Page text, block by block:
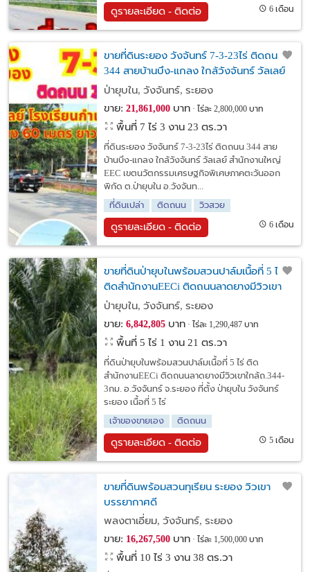
ดูรายละเอียด - ติดต่อ 6 เดือน
ขายที่ดินระยอง วังจันทร์ 7-3-23ไร่ ติดถนน
344 สายบ้านบึง-แกลง ใกล้วังจันทร์ วัลเลย์
สำนักงานใหญ่ EEC เขตนวัตกรรมเศรษฐกิจ
ป่ายุบใน, วังจันทร์, ระยอง
ขาย: 21,861,000บาท ไร่ละ 2,800,000 บาท
พื้นที่ 7 ไร่ 3 งาน 23 ตร.วา
ที่ดินระยอง วังจันทร์ 7-3-23ไร่ ติดถนน 344 สาย
บ้านบึง-แกลง ใกล้วังจันทร์ วัลเลย์ สำนักงานใหญ่
EEC เขตนวัตกรรมเศรษฐกิจพิเศษภาคตะวันออก
พิกัด ต.ป่ายุบใน อ.วังจันท...
ที่ดินเปล่า
ติดถนน วิวสวย
ดูรายละเอียด - ติดต่อ 6 เดือน
ขายที่ดินป่ายุบในพร้อมสวนปาล์มเนื้อที่ 5 ไร่
ติดสำนักงานEECi ติดถนนลาดยางมีวิวเขา
ใกล้ถ.344-3กม. อ.วังจันทร์ จ.ระยอง
ป่ายุบใน, วังจันทร์, ระยอง
ขาย: 6,842,805บาท ไร่ละ 1,290,487 บาท
พื้นที่ 5 ไร่ 1 งาน 21 ตร.วา
ที่ดินป่ายุบในพร้อมสวนปาล์มเนื้อที่ 5 ไร่ ติด
สำนักงานEECi ติดถนนลาดยางมีวิวเขาใกล้ถ.344-
3กม. อ.วังจันทร์ จ.ระยอง ที่ตั้ง ป่ายุบใน วังจันทร์
ระยอง เนื้อที่ 5 ไร่
เจ้าของขายเอง
ติดถนน
ดูรายละเอียด - ติดต่อ 5 เดือน
ขายที่ดินพร้อมสวนทุเรียน ระยอง วิวเขา
บรรยากาศดี
พลงตาเอี่ยม, วังจันทร์, ระยอง
ขาย: 16,267,500บาท ไร่ละ 1,500,000 บาท
พื้นที่ 10 ไร่ 3 งาน 38 ตร.วา